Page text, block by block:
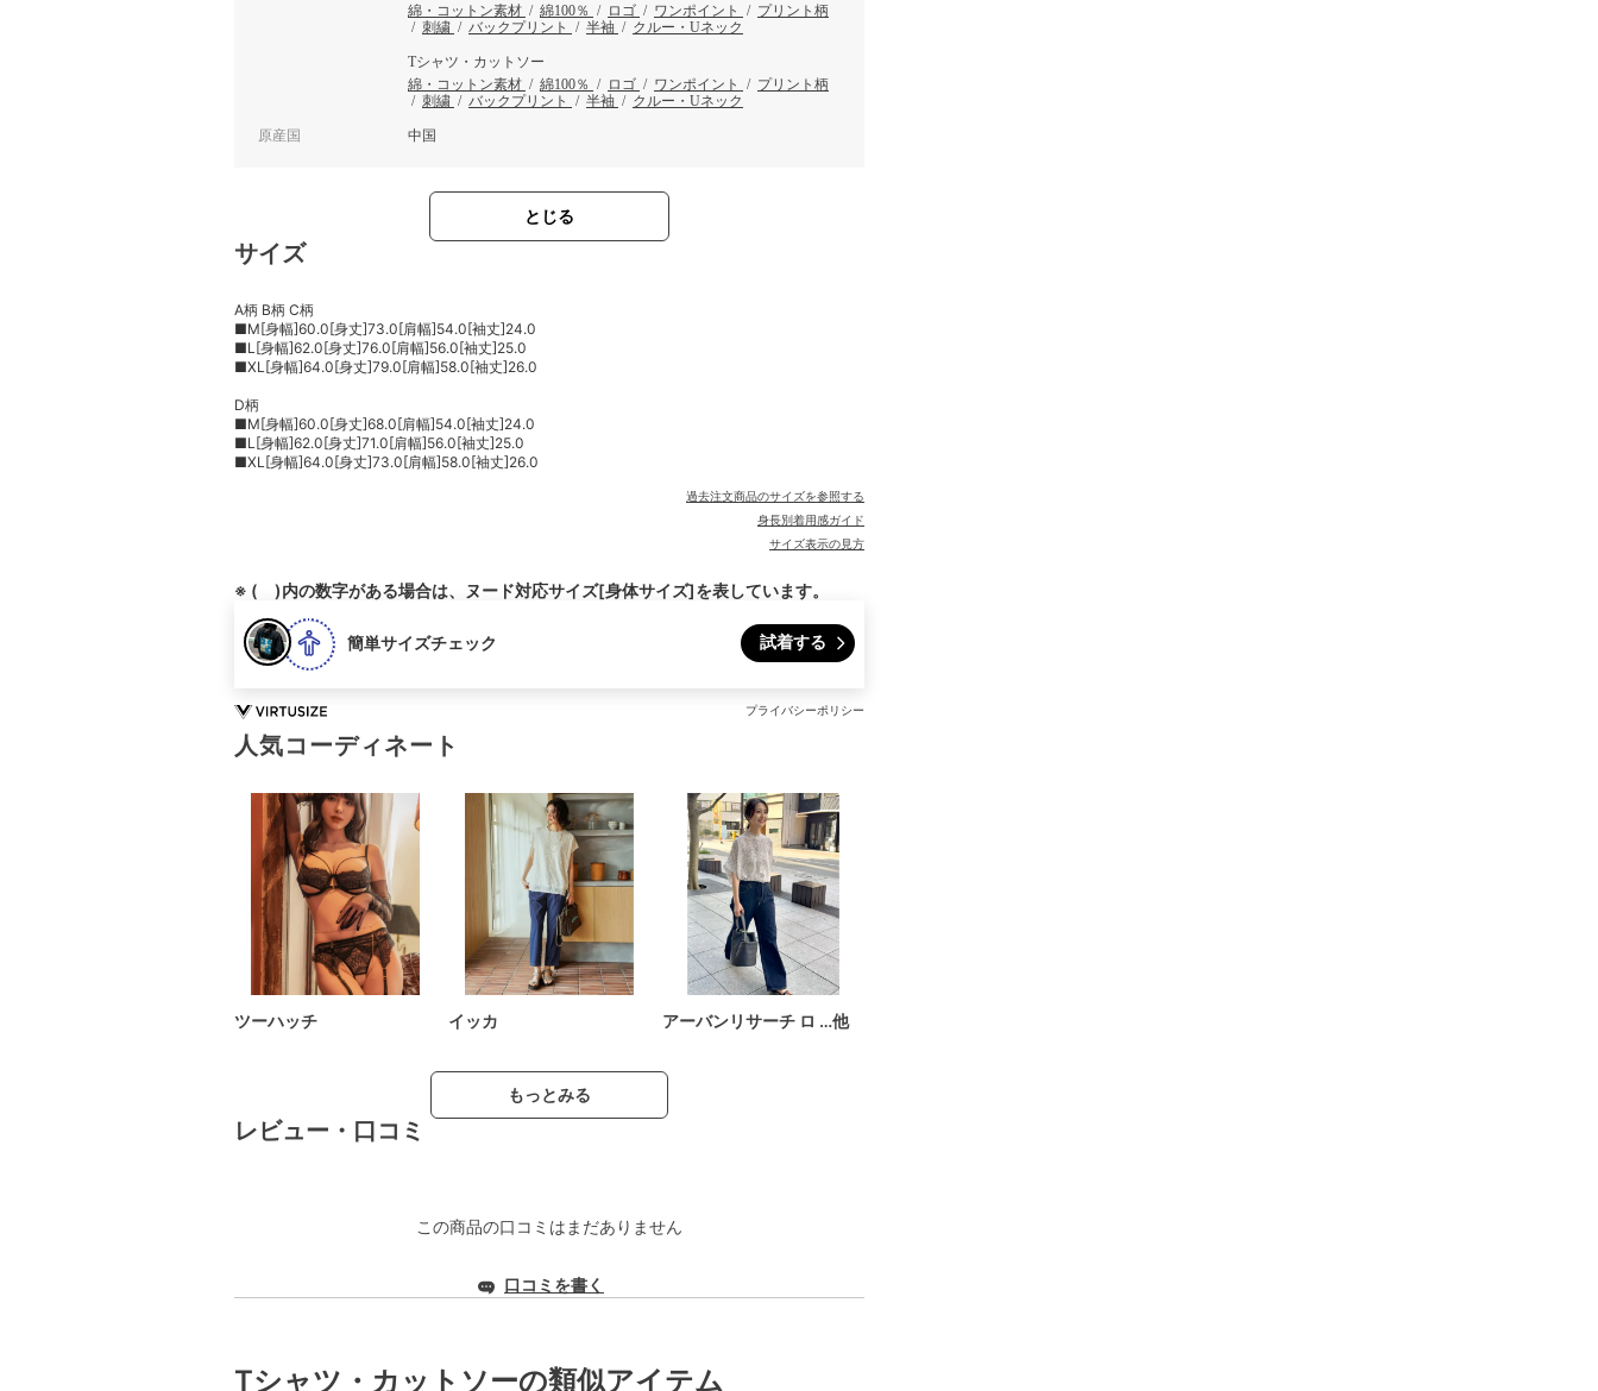
綿・コットン素材 / 綿100％ / ロゴ / ワンポイント / プリント柄
/ 刺繍 / バックプリント / 半袖 / クルー・Uネック
Tシャツ・カットソー
綿・コットン素材 / 綿100％ / ロゴ / ワンポイント / プリント柄
/ 刺繍 / バックプリント / 半袖 / クルー・Uネック
原産国 中国
とじる
サイズ
A柄 B柄 C柄
■M[身幅]60.0[身丈]73.0[肩幅]54.0[袖丈]24.0
■L[身幅]62.0[身丈]76.0[肩幅]56.0[袖丈]25.0
■XL[身幅]64.0[身丈]79.0[肩幅]58.0[袖丈]26.0
D柄
■M[身幅]60.0[身丈]68.0[肩幅]54.0[袖丈]24.0
■L[身幅]62.0[身丈]71.0[肩幅]56.0[袖丈]25.0
■XL[身幅]64.0[身丈]73.0[肩幅]58.0[袖丈]26.0
過去注文商品のサイズを参照する
身長別着用感ガイド
サイズ表示の見方
※ ( )内の数字がある場合は、ヌード対応サイズ[身体サイズ]を表しています。
簡単サイズチェック 試着する
プライバシーポリシー
人気コーディネート
ツーハッチ イッカ アーバンリサーチ ロ …他
もっとみる
レビュー・口コミ
この商品の口コミはまだありません
口コミを書く
Tシャツ・カットソーの類似アイテム